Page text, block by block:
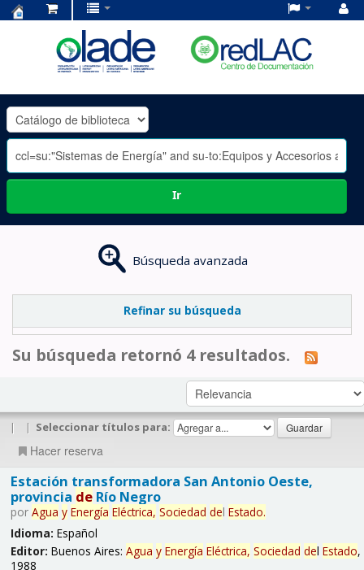
OLADE
-
Ir
Búsqueda avanzada
Refinar su búsqueda
Su búsqueda retornó 4 resultados.
| | Seleccionar títulos para:
Hacer reserva
Estación transformadora San Antonio Oeste,
provincia deRío Negro
por Agua y Energía Eléctrica, Sociedad del Estado.
Idioma: Español
Editor: Buenos Aires: Agua y Energía Eléctrica, Sociedad del Estado,
1988